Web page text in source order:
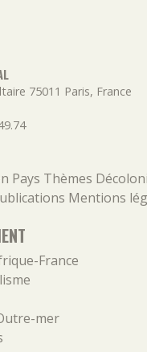
75011 Paris, France
Pays Thèmes
Mentions
France
mer